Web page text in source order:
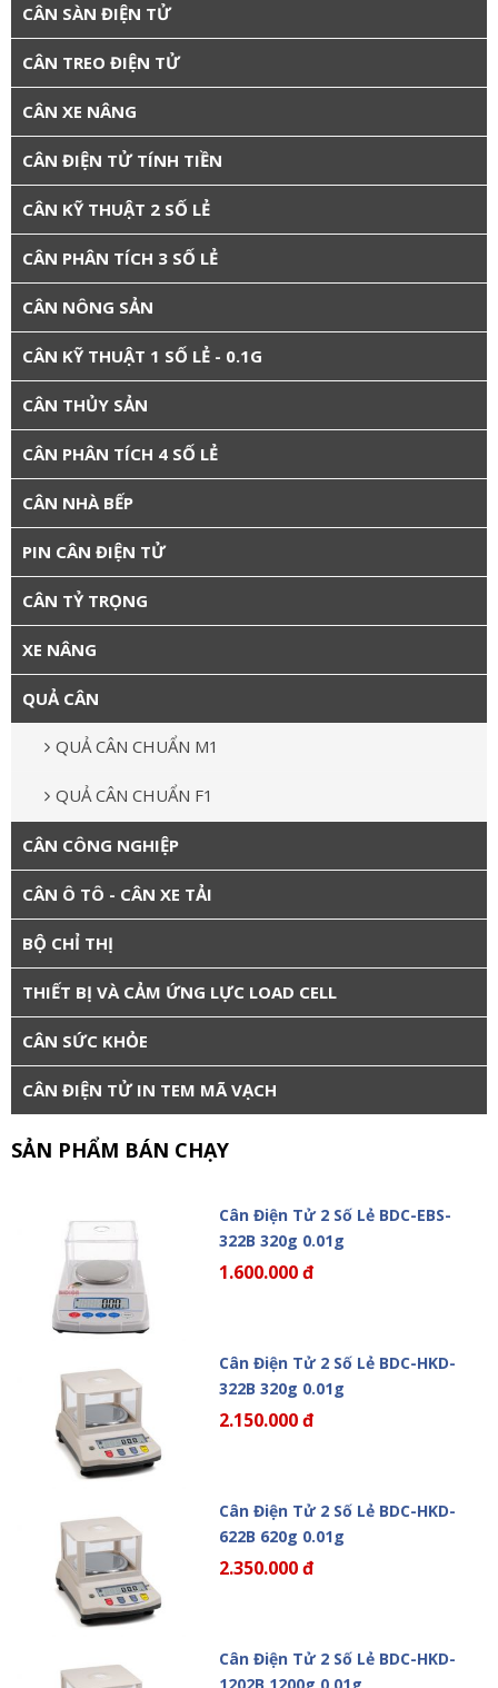
CÂN SÀN ĐIỆN TỬ
CÂN TREO ĐIỆN TỬ
CÂN XE NÂNG
CÂN ĐIỆN TỬ TÍNH TIỀN
CÂN KỸ THUẬT 2 SỐ LẺ
CÂN PHÂN TÍCH 3 SỐ LẺ
CÂN NÔNG SẢN
CÂN KỸ THUẬT 1 SỐ LẺ - 0.1G
CÂN THỦY SẢN
CÂN PHÂN TÍCH 4 SỐ LẺ
CÂN NHÀ BẾP
PIN CÂN ĐIỆN TỬ
CÂN TỶ TRỌNG
XE NÂNG
QUẢ CÂN
QUẢ CÂN CHUẨN M1
QUẢ CÂN CHUẨN F1
CÂN CÔNG NGHIỆP
CÂN Ô TÔ - CÂN XE TẢI
BỘ CHỈ THỊ
THIẾT BỊ VÀ CẢM ỨNG LỰC LOAD CELL
CÂN SỨC KHỎE
CÂN ĐIỆN TỬ IN TEM MÃ VẠCH
SẢN PHẨM BÁN CHẠY
Cân Điện Tử 2 Số Lẻ BDC-EBS-
322B 320g 0.01g
1.600.000 đ
Cân Điện Tử 2 Số Lẻ BDC-HKD-
322B 320g 0.01g
2.150.000 đ
Cân Điện Tử 2 Số Lẻ BDC-HKD-
622B 620g 0.01g
2.350.000 đ
Cân Điện Tử 2 Số Lẻ BDC-HKD-